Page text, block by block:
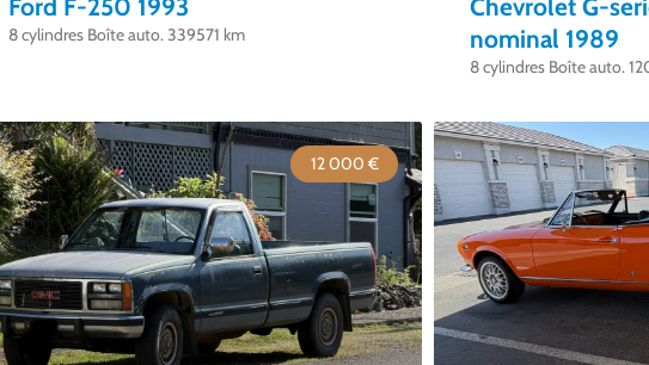
Ford F-250 1993
8 cylindres Boîte auto. 339571 km
Chevrolet G-
nominal 1989
8 cylindres Boîte auto.
12 000 €